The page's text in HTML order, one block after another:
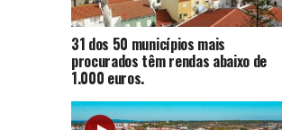
31 dos 50 municípios mais
procurados têm rendas abaixo de
1.000 euros.